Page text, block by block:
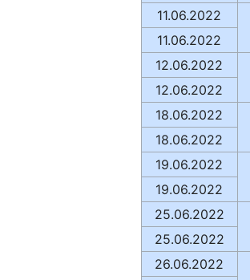
11.06.2022
11.06.2022
12.06.2022
12.06.2022
18.06.2022
18.06.2022
19.06.2022
19.06.2022
25.06.2022
25.06.2022
26.06.2022